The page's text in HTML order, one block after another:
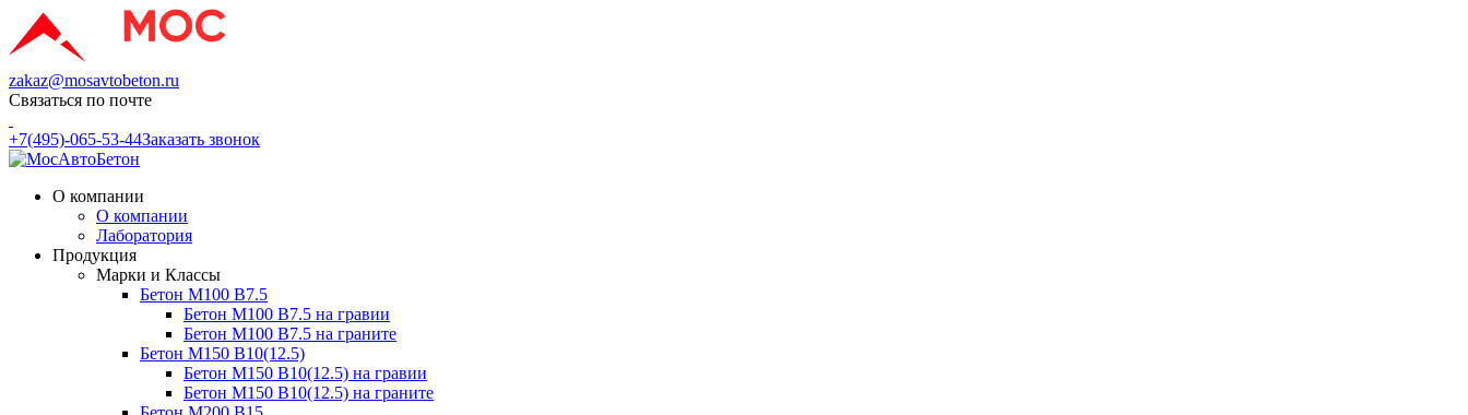
zakaz@mosavtobeton.ru
Связаться по почте
+7(495)-065-53-44Заказать звонок
О компании
О компании
Лаборатория
Продукция
Марки и Классы
Бетон М100 В7.5
Бетон М100 В7.5 на гравии
Бетон М100 В7.5 на граните
Бетон М150 В10(12.5)
Бетон М150 В10(12.5) на гравии
Бетон М150 В10(12.5) на граните